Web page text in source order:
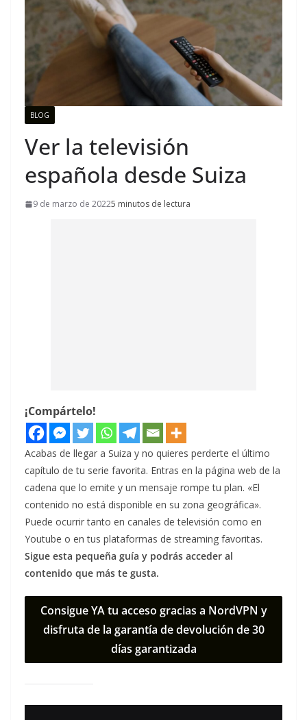
BLOG
Ver la televisión
española desde Suiza
9 de marzo de 20225 minutos de lectura
¡Compártelo!
Acabas de llegar a Suiza y no quieres perderte el último
capítulo de tu serie favorita. Entras en la página web de la
cadena que lo emite y un mensaje rompe tu plan. «El
contenido no está disponible en su zona geográfica».
Puede ocurrir tanto en canales de televisión como en
Youtube o en tus plataformas de streaming favoritas.
Sigue esta pequeña guía y podrás acceder al
contenido que más te gusta.
Consigue YA tu acceso gracias a NordVPN y
disfruta de la garantía de devolución de 30
días garantizada